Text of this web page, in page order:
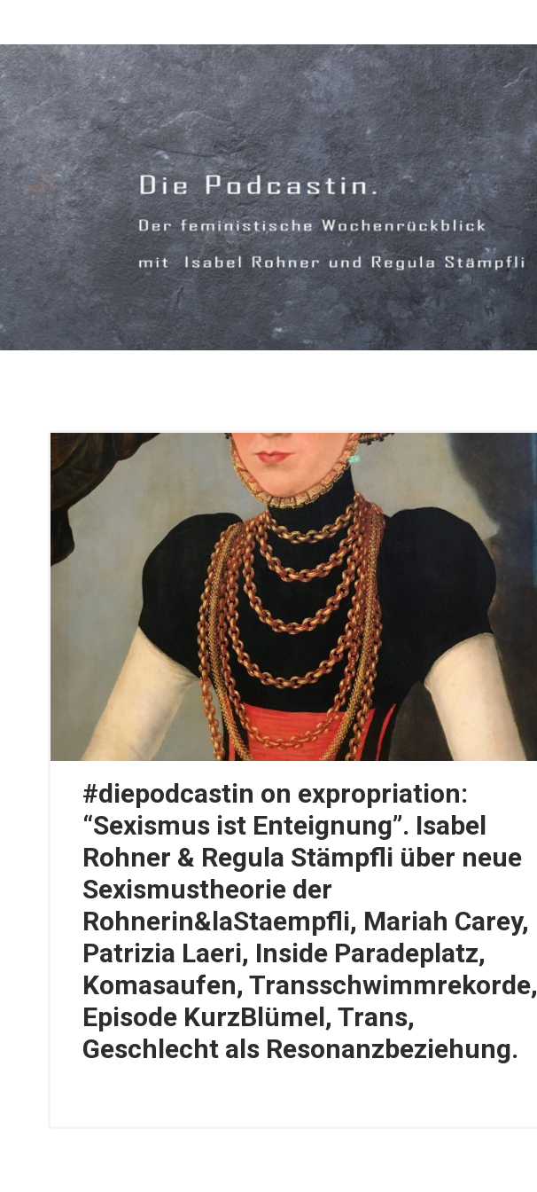
#diepodcastin on expropriation:
“Sexismus ist Enteignung”. Isabel
Rohner & Regula Stämpfli über neue
Sexismustheorie der
Rohnerin&laStaempfli, Mariah Carey,
Patrizia Laeri, Inside Paradeplatz,
Komasaufen, Transschwimmrekorde,
Episode KurzBlümel, Trans,
Geschlecht als Resonanzbeziehung.